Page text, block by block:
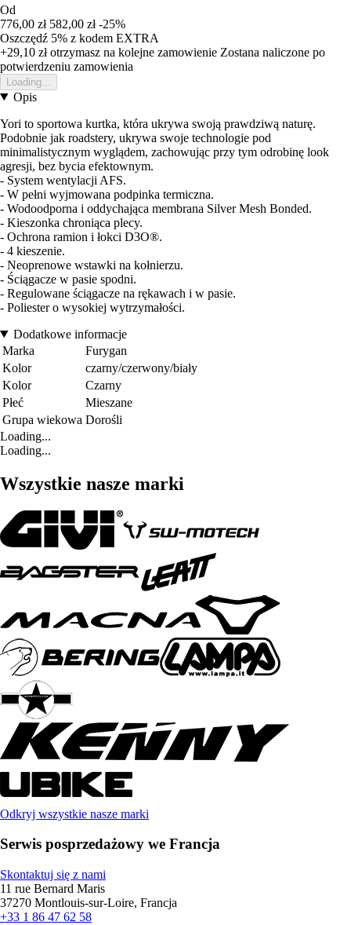
Od
776,00 zł 582,00 zł -25%
Oszczędź 5% z kodem EXTRA
+29,10 złotrzymasz na kolejne zamowienie Zostana naliczone po
potwierdzeniu zamowienia
Loading...
Opis
Yori to sportowa kurtka, która ukrywa swoją prawdziwą naturę.
Podobnie jak roadstery, ukrywa swoje technologie pod
minimalistycznym wyglądem, zachowując przy tym odrobinę look
agresji, bez bycia efektownym.
- System wentylacji AFS.
- W pełni wyjmowana podpinka termiczna.
- Wodoodporna i oddychająca membrana Silver Mesh Bonded.
- Kieszonka chroniąca plecy.
- Ochrona ramion i łokci D3O®.
- 4 kieszenie.
- Neoprenowe wstawki na kołnierzu.
- Ściągacze w pasie spodni.
- Regulowane ściągacze na rękawach i w pasie.
- Poliester o wysokiej wytrzymałości.
Dodatkowe informacje
Marka
Furygan
Kolor
czarny/czerwony/biały
Kolor
Czarny
Płeć
Mieszane
Grupa wiekowa Dorośli
Loading...
Loading...
Wszystkie nasze marki
Odkryj wszystkie nasze marki
Serwis posprzedażowy we Francja
Skontaktuj się z nami
11 rue Bernard Maris
37270 Montlouis-sur-Loire, Francja
+33 1 86 47 62 58